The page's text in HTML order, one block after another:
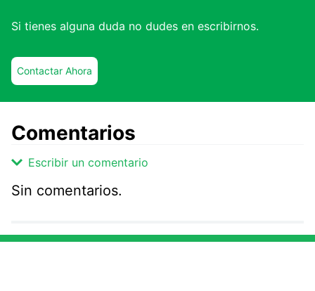
Si tienes alguna duda no dudes en escribirnos.
Contactar Ahora
Comentarios
Escribir un comentario
Sin comentarios.